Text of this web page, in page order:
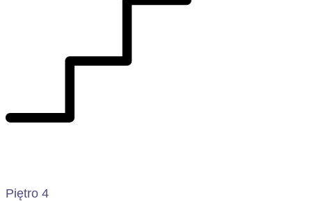
Piętro 4